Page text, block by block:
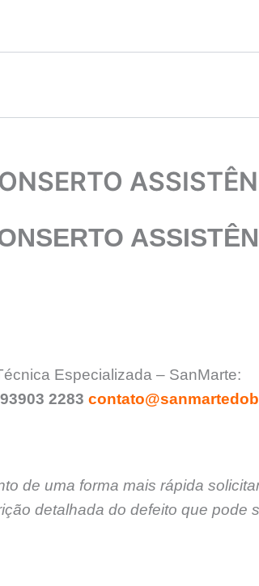
Especializada – SanMarte:
2283
de uma forma mais rápida
detalhada do defeito que pode